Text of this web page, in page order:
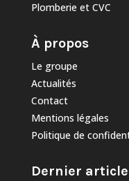
Plomberie et CVC
À propos
Le groupe
Actualités
Contact
Mentions légales
Politique de
Dernier article